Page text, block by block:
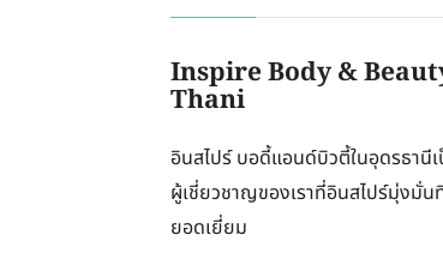
Inspire Body &
Thani
อินสไปร์ บอดี้แอนด์บิวตี้ในอุดรธา
ผู้เชี่ยวชาญของเราที่อินสไปร์มุ่งมั่น
ยอดเยี่ยม